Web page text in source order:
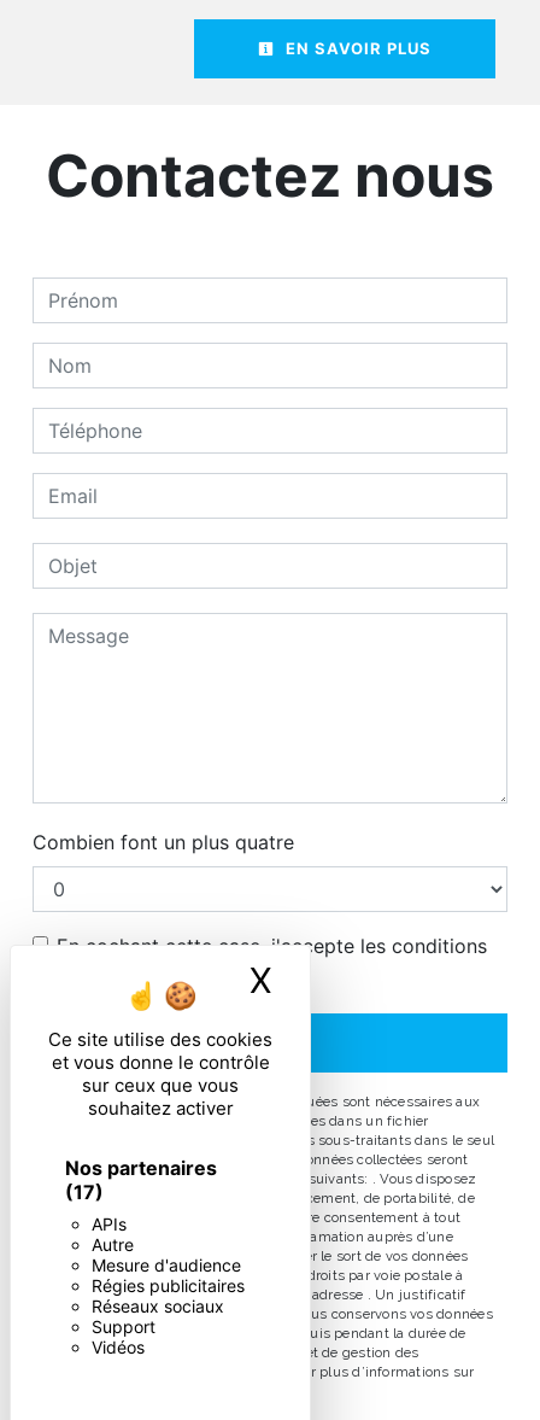
Ce site utilise des cookies
et vous donne le contrôle
sur ceux que vous
souhaitez activer
Nos partenaires
(17)
APIs
Autre
Mesure d'audience
Régies publicitaires
Réseaux sociaux
Support
Vidéos
X
EN SAVOIR PLUS
Contactez nous
Combien font un plus quatre
En cochant cette case, j'accepte les conditions
particulières ci-dessous **
ENVOYER
** Les données personnelles communiquées sont nécessaires aux
fins de vous contacter et sont enregistrées dans un fichier
informatisé. Elles sont destinées à et ses sous-traitants dans le seul
but de répondre à votre message. Les données collectées seront
communiquées aux seuls destinataires suivants: . Vous disposez
de droits d’accès, de rectification, d’effacement, de portabilité, de
limitation, d’opposition, de retrait de votre consentement à tout
moment et du droit d’introduire une réclamation auprès d’une
autorité de contrôle, ainsi que d’organiser le sort de vos données
post-mortem. Vous pouvez exercer ces droits par voie postale à
l'adresse ou par courrier électronique à l'adresse . Un justificatif
d'identité pourra vous être demandé. Nous conservons vos données
pendant la période de prise de contact puis pendant la durée de
prescription légale aux fins probatoires et de gestion des
contentieux. Consultez le site cnil.fr pour plus d’informations sur